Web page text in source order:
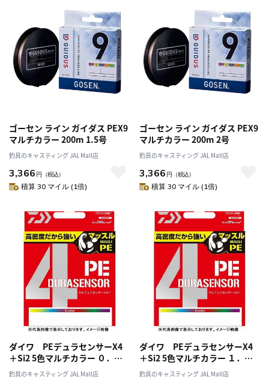
ゴーセン ライン ガイダス PEX9
マルチカラー 200m 1.5号
釣具のキャスティング JAL Mall店
3,366 円 （税込）
積算 30 マイル (1倍)
ゴーセン ライン ガイダス PEX9
マルチカラー 200m 2号
釣具のキャスティング JAL Mall店
3,366 円 （税込）
積算 30 マイル (1倍)
ダイワ PEデュラセンサーX4
＋Si2 5色マルチカラー ０．６
号－２００m
釣具のキャスティング JAL Mall店
ダイワ PEデュラセンサーX4
＋Si2 5色マルチカラー １．５
号－２００m
釣具のキャスティング JAL Mall店